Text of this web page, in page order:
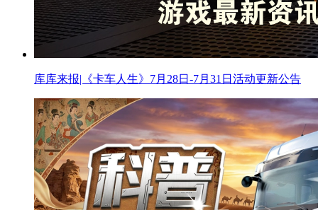
库库来报|《卡车人生》7月28日-7月31日活动更新公告